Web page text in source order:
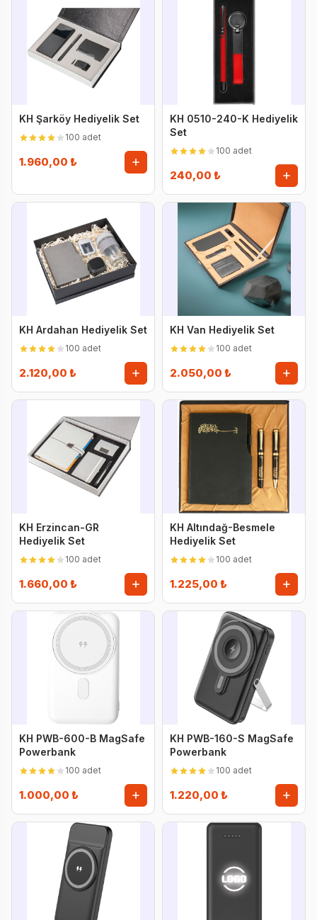
KH Şarköy Hediyelik Set
100 adet
1.960,00 ₺
KH 0510-240-K Hediyelik
Set
100 adet
240,00 ₺
KH Ardahan Hediyelik Set
100 adet
2.120,00 ₺
KH Van Hediyelik Set
100 adet
2.050,00 ₺
KH Erzincan-GR
Hediyelik Set
100 adet
1.660,00 ₺
KH Altındağ-Besmele
Hediyelik Set
100 adet
1.225,00 ₺
KH PWB-600-B MagSafe
Powerbank
100 adet
1.000,00 ₺
KH PWB-160-S MagSafe
Powerbank
100 adet
1.220,00 ₺